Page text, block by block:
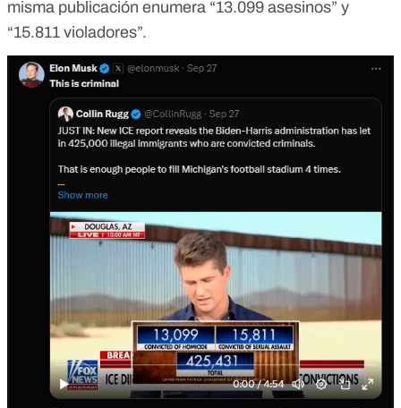
misma publicación enumera “13.099 asesinos” y
“15.811 violadores”.